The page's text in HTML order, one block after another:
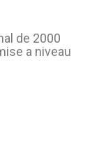
de 2000
a niveau